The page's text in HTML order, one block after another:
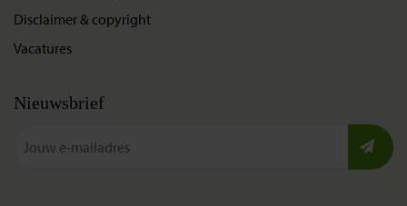
Disclaimer & copyright
Vacatures
Nieuwsbrief